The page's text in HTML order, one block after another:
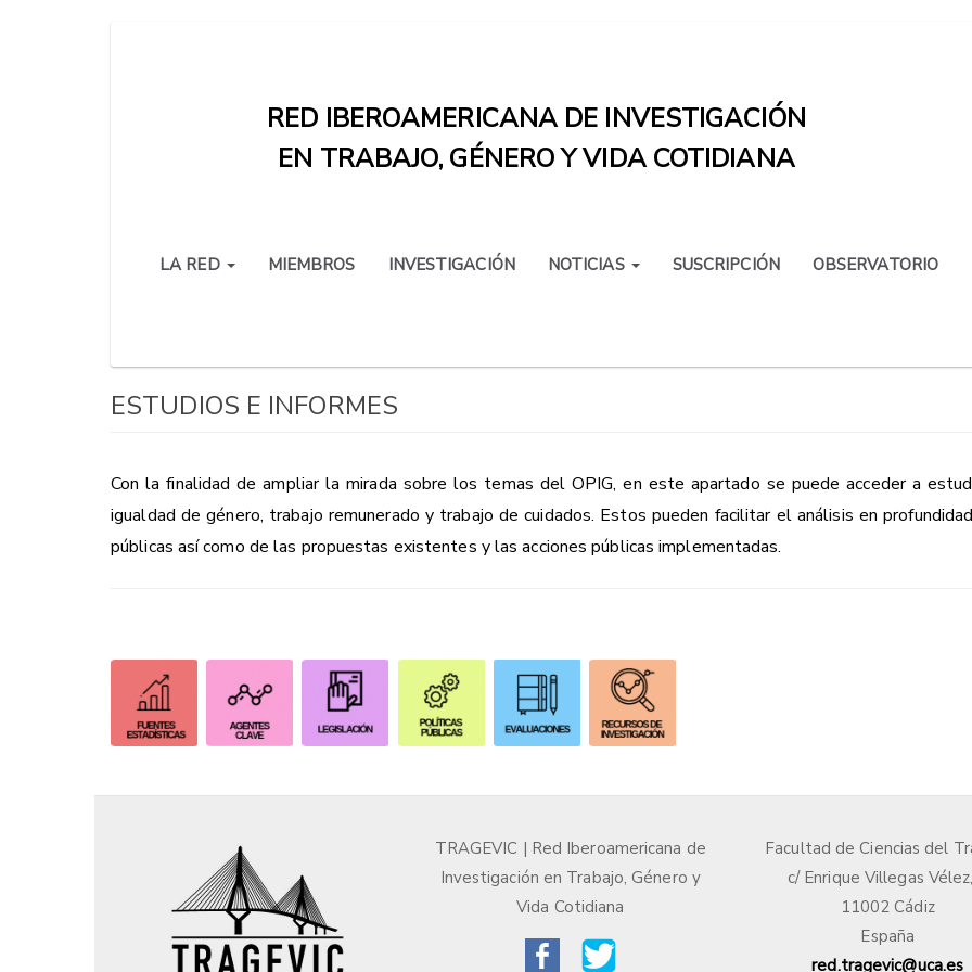
RED IBEROAMERICANA DE INVESTIGACIÓN
EN TRABAJO, GÉNERO Y VIDA COTIDIANA
LA RED MIEMBROS INVESTIGACIÓN NOTICIAS SUSCRIPCIÓN OBSERVATORIO
ESTUDIOS E INFORMES
Con la finalidad de ampliar la mirada sobre los temas del OPIG, en este apartado se puede acceder a
igualdad de género, trabajo remunerado y trabajo de cuidados. Estos pueden facilitar el análisis en
públicas así como de las propuestas existentes y las acciones públicas implementadas.
TRAGEVIC | Red Iberoamericana de
Investigación en Trabajo, Género y
Vida Cotidiana
Facultad de Ciencias del
c/ Enrique Villegas
11002 Cádiz
España
red.tragevic@uca.es